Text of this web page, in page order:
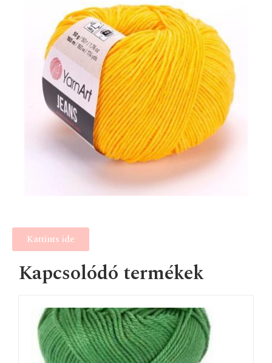
Kattints ide
Kapcsolódó termékek